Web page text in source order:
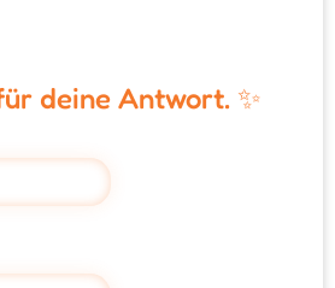
deine Antwort. ✨